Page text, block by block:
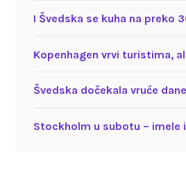
I Švedska se kuha na preko
Kopenhagen vrvi turistima,
Švedska dočekala vruće
Stockholm u subotu – imele